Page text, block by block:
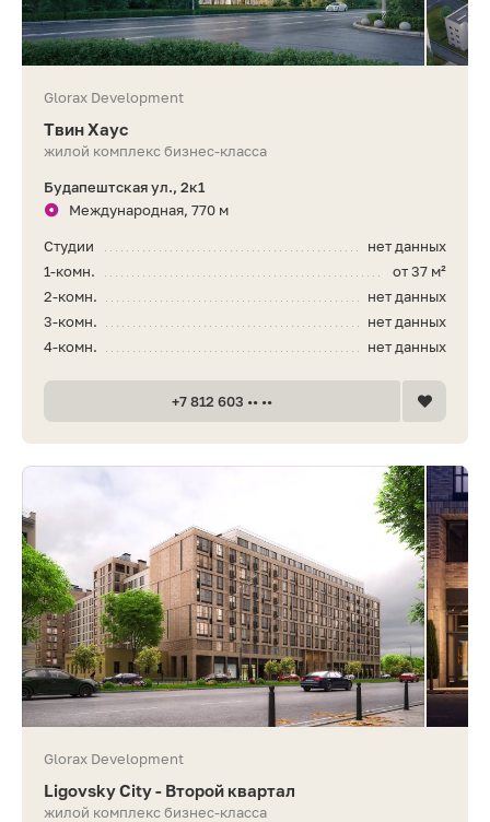
Glorax Development
Твин Хаус
жилой комплекс бизнес-класса
Будапештская ул., 2к1
Международная, 770 м
нет данных
Студии
от 37 м²
1-комн.
нет данных
2-комн.
нет данных
3-комн.
нет данных
4-комн.
+7 812 603 •• ••
Glorax Development
Ligovsky City - Второй квартал
жилой комплекс бизнес-класса